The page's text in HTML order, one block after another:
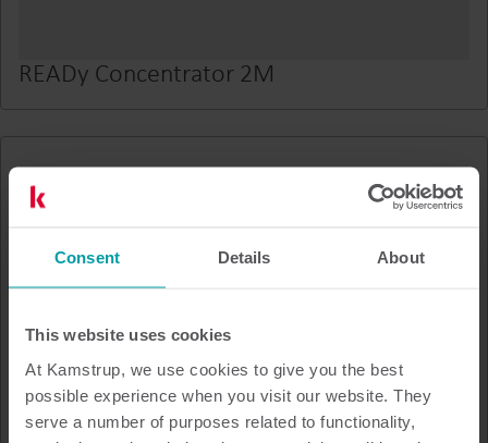
Consent Details About
This website uses cookies
At Kamstrup, we use cookies to give you the best
possible experience when you visit our website. They
serve a number of purposes related to functionality,
READy Concentrator 2M